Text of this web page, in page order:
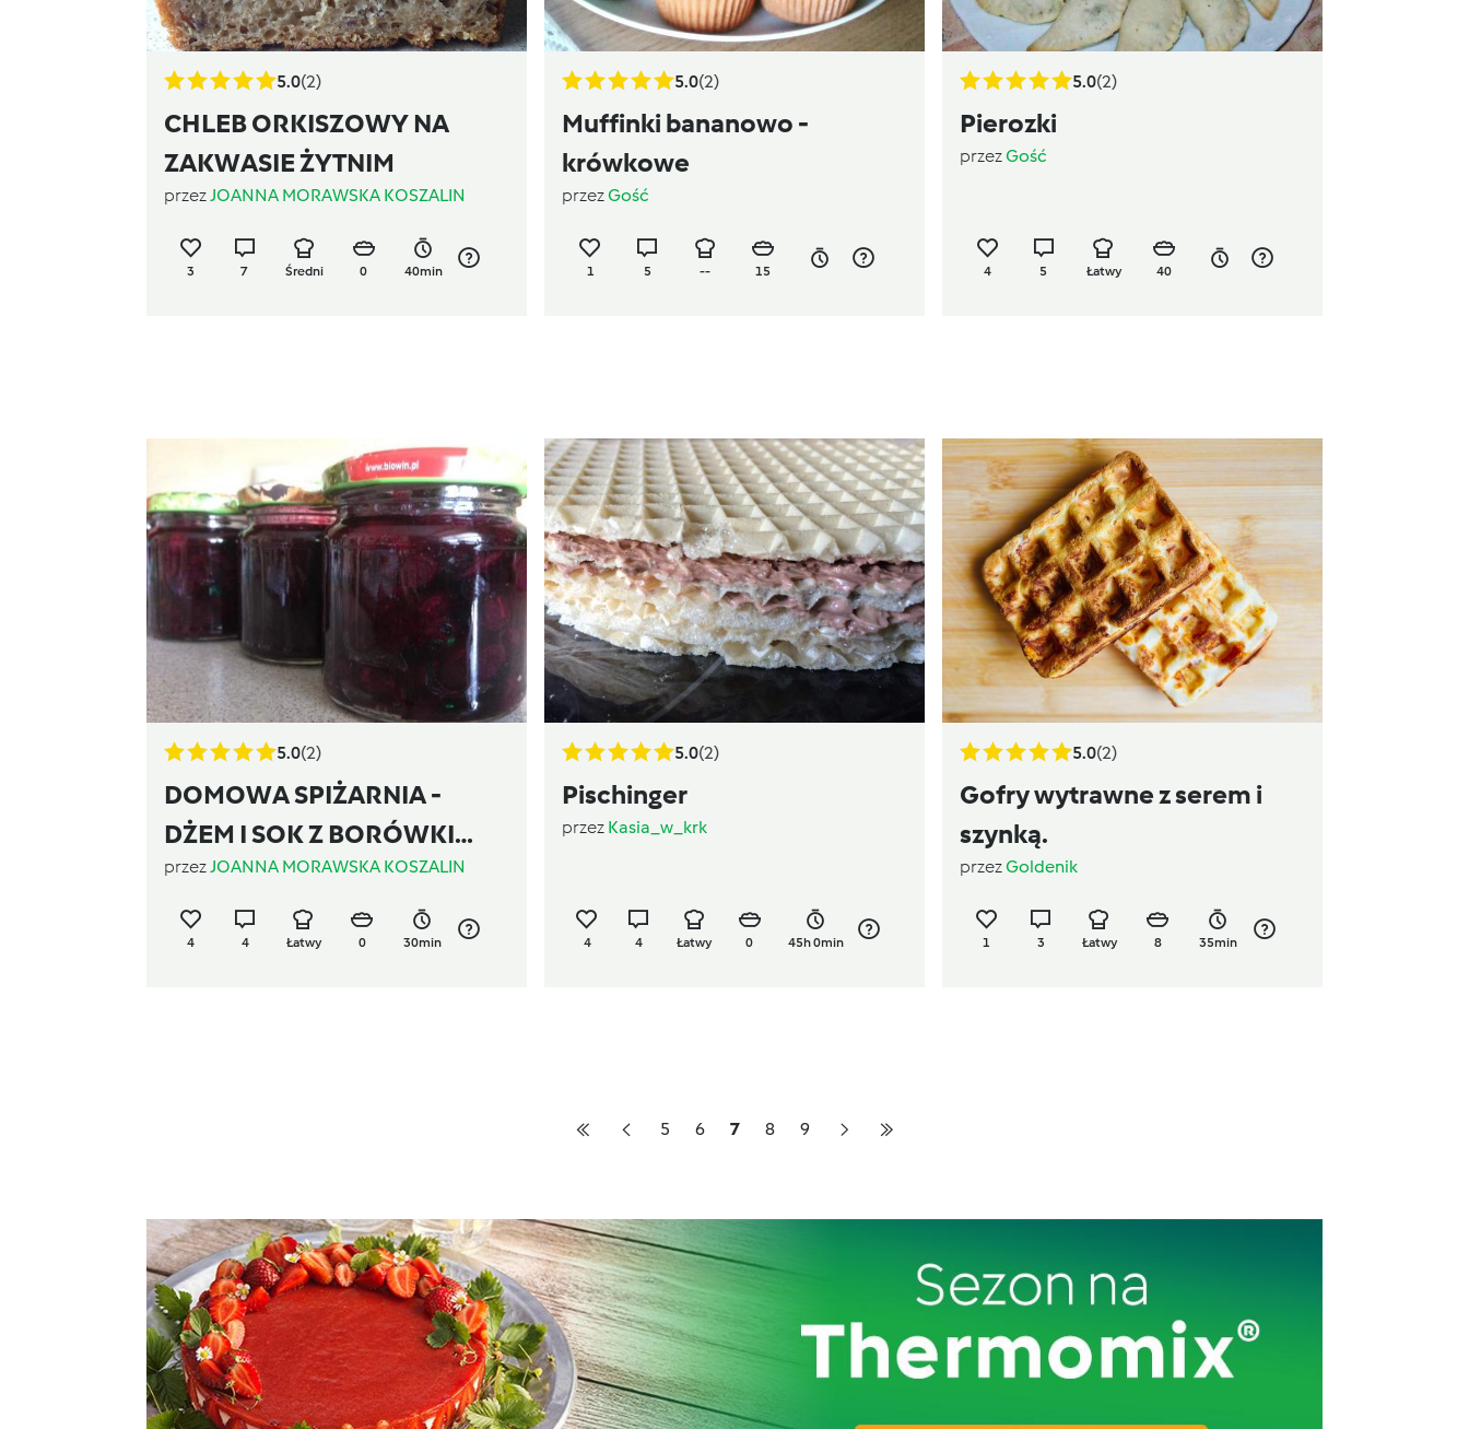
5.0(2)
CHLEB ORKISZOWY NA
ZAKWASIE ŻYTNIM
przezJOANNA MORAWSKA KOSZALIN
3 7 Średni 0 40min
5.0(2)
Muffinki bananowo -
krówkowe
przezGość
1 5 -- 15
5.0(2)
Pierozki
przezGość
4 5 Łatwy 40
5.0(2)
DOMOWA SPIŻARNIA -
DŻEM I SOK Z BORÓWKI
AMERYKAŃSKIEJ
przezJOANNA MORAWSKA KOSZALIN
4 4 Łatwy 0 30min
5.0(2)
Pischinger
przez Kasia_w_krk
4 4 Łatwy 0 45h 0min
5.0(2)
Gofry wytrawne z serem i
szynką.
przezGoldenik
1 3 Łatwy 8 35min
5 6 7 8 9